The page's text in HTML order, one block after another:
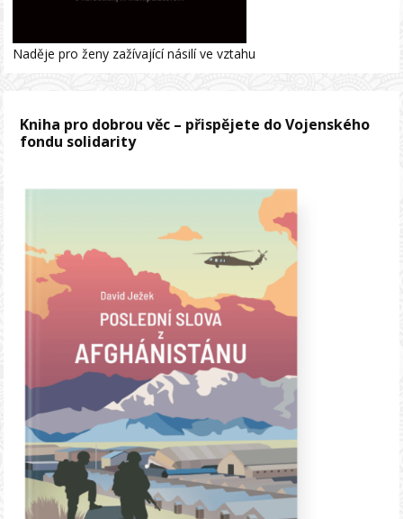
Naděje pro ženy zažívající násilí ve vztahu
Kniha pro dobrou věc – přispějete do Vojenského
fondu solidarity